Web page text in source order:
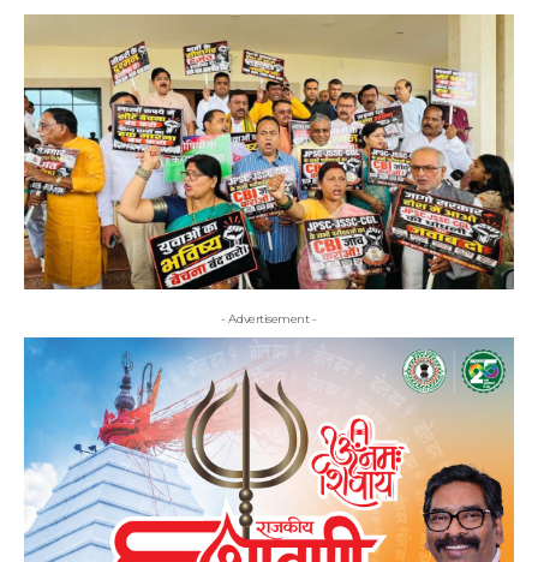
- Advertisement -